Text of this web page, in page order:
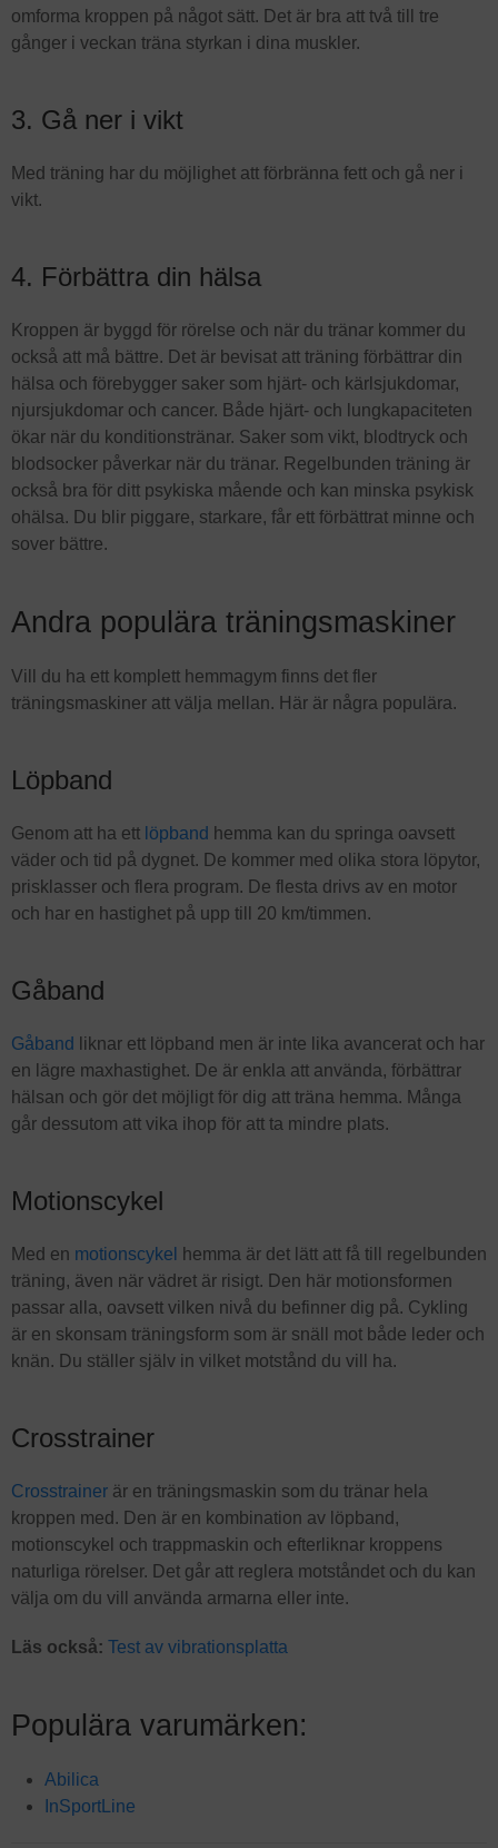
omforma kroppen på något sätt. Det är bra att två till tre
gånger i veckan träna styrkan i dina muskler.
3. Gå ner i vikt
Med träning har du möjlighet att förbränna fett och gå ner i
vikt.
4. Förbättra din hälsa
Kroppen är byggd för rörelse och när du tränar kommer du
också att må bättre. Det är bevisat att träning förbättrar din
hälsa och förebygger saker som hjärt- och kärlsjukdomar,
njursjukdomar och cancer. Både hjärt- och lungkapaciteten
ökar när du konditionstränar. Saker som vikt, blodtryck och
blodsocker påverkar när du tränar. Regelbunden träning är
också bra för ditt psykiska mående och kan minska psykisk
ohälsa. Du blir piggare, starkare, får ett förbättrat minne och
sover bättre.
Andra populära träningsmaskiner
Vill du ha ett komplett hemmagym finns det fler
träningsmaskiner att välja mellan. Här är några populära.
Löpband
Genom att ha ett löpband hemma kan du springa oavsett
väder och tid på dygnet. De kommer med olika stora löpytor,
prisklasser och flera program. De flesta drivs av en motor
och har en hastighet på upp till 20 km/timmen.
Gåband
Gåband
liknar ett löpband men är inte lika avancerat och har
en lägre maxhastighet. De är enkla att använda, förbättrar
hälsan och gör det möjligt för dig att träna hemma. Många
går dessutom att vika ihop för att ta mindre plats.
Motionscykel
Med en motionscykel
hemma är det lätt att få till regelbunden
träning, även när vädret är risigt. Den här motionsformen
passar alla, oavsett vilken nivå du befinner dig på. Cykling
är en skonsam träningsform som är snäll mot både leder och
knän. Du ställer själv in vilket motstånd du vill ha.
Crosstrainer
Crosstrainer är en träningsmaskin som du tränar hela
kroppen med. Den är en kombination av löpband,
motionscykel och trappmaskin och efterliknar kroppens
naturliga rörelser. Det går att reglera motståndet och du kan
välja om du vill använda armarna eller inte.
Läs också: Test av vibrationsplatta
Populära varumärken:
Abilica
InSportLine